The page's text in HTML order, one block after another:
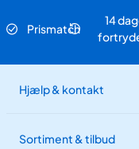
Prismatch
14
Hjælp & kontakt
Sortiment & tilbud